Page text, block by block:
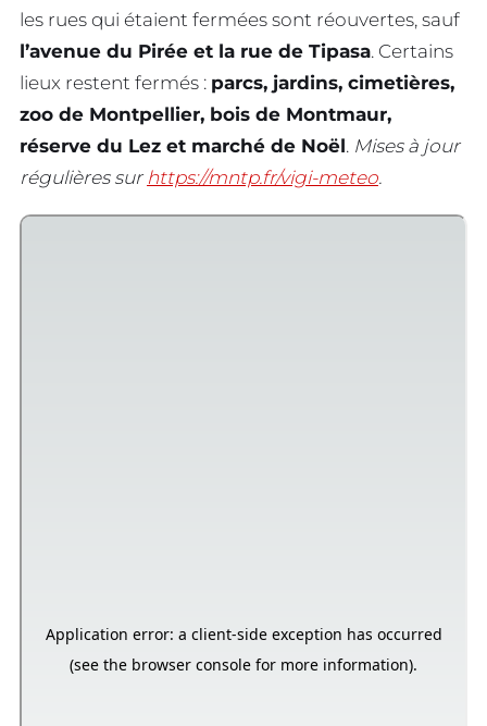
les rues qui étaient fermées sont réouvertes, sauf
l’avenue du Pirée et la rue de Tipasa. Certains
lieux restent fermés : parcs, jardins, cimetières,
zoo de Montpellier, bois de Montmaur,
réserve du Lez et marché de Noël. Mises à jour
régulières sur https://mntp.fr/vigi-meteo.